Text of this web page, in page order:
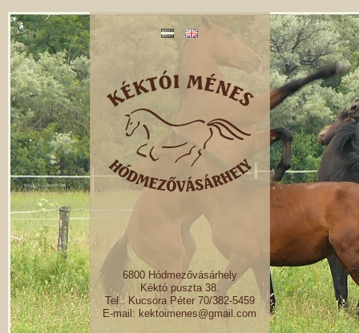
6800 Hódmezővásárhely
Kéktó puszta 38.
Tel.: Kucsora Péter 70/382-5459
E-mail: kektoimenes@gmail.com